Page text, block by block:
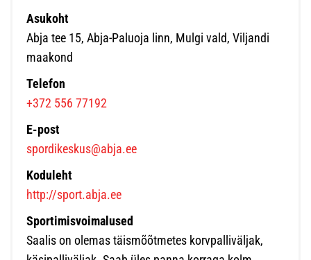
Asukoht
Abja tee 15, Abja-Paluoja linn, Mulgi vald, Viljandi
maakond
Telefon
+372 556 77192
E-post
spordikeskus@abja.ee
Koduleht
http://sport.abja.ee
Sportimisvoimalused
Saalis on olemas täismõõtmetes korvpalliväljak,